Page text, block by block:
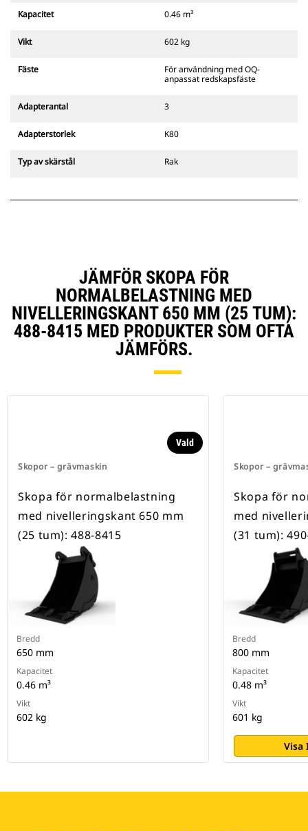
alltid finns i förarens siktlinje.
gripredskapsfästen är kompatibla
311–352 och alla hjulburna
grävmaskiner. Fästen för
Tillbehör som är kompatibla med
använder det fasta
anpassade redskapsfästen har ett
Kapacitet 0.46 m³
Vikt 602 kg
Fäste
För användning med OQ-
anpassat redskapsfäste
Adapterantal 3
Adapterstorlek K80
Typ av skärstål Rak
JÄMFÖR SKOPA FÖR
NORMALBELASTNING MED
NIVELLERINGSKANT 650 MM (25 TUM):
488-8415 MED PRODUKTER SOM OFTA
JÄMFÖRS.
Skopor – grävmaskin
Vald
Skopa för normalbelastning
med nivelleringskant 650 mm
(25 tum): 488-8415
Bredd
650 mm
Kapacitet
0.46 m³
Vikt
602 kg
Skopor –
Skopa för
med
(31 tum):
Bredd
800 mm
Kapacitet
0.48 m³
Vikt
601 kg
Visa